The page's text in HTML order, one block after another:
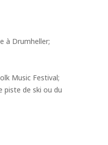
à Drumheller;
Music Festival;
piste de ski ou du